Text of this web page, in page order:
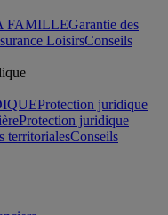
FAMILLEGarantie des
LoisirsConseils
Protection juridique
Protection juridique
territorialesConseils